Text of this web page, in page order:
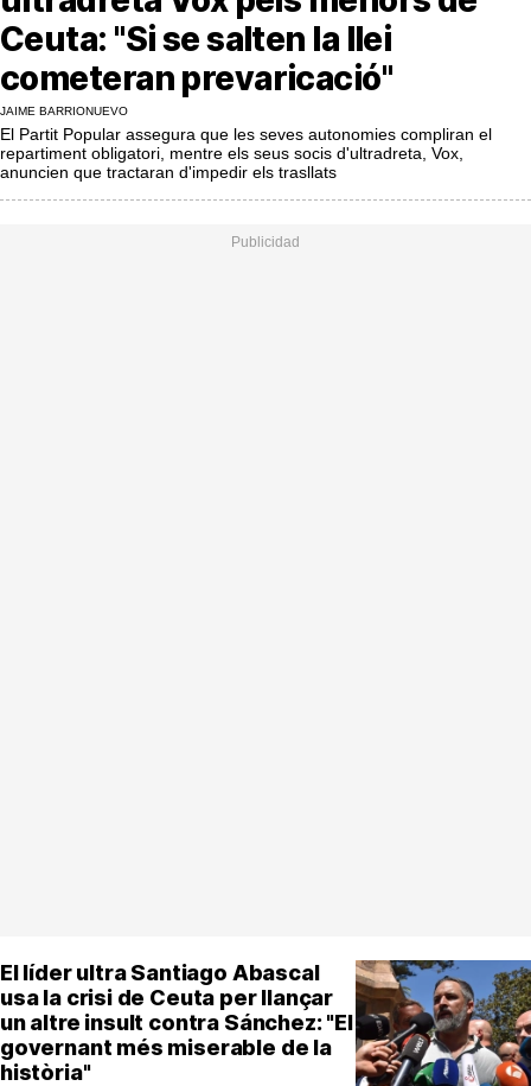
MésQueSuccessos
MésQueMercats
JudiciExprés
INVESTIGACIÓ
INTERNACIONAL
Ceuta: "Si se salten la llei
cometeran prevaricació"
JAIME BARRIONUEVO
El Partit Popular assegura que les seves autonomies compliran el
repartiment obligatori, mentre els seus socis d'ultradreta, Vox,
anuncien que tractaran d'impedir els trasllats
El líder ultra Santiago Abascal
usa la crisi de Ceuta per llançar
un altre insult contra Sánchez: "El
governant més miserable de la
història"